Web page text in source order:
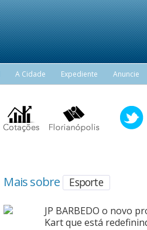
A Cidade Expediente Anuncie
Mais sobre Esporte
JP BARBEDO o novo
Kart que está